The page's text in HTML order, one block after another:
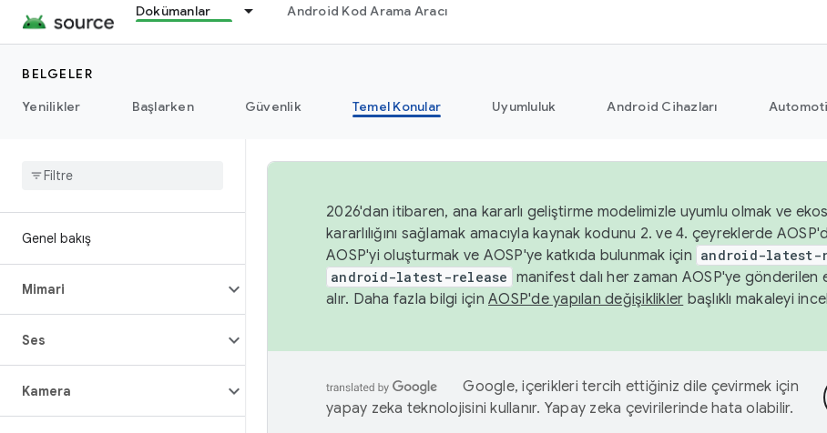
Dokümanlar Android Kod Arama Aracı
BELGELER
Yenilikler
Başlarken Güvenlik Temel Konular Uyumluluk Android Cihazları
Genel bakış
Mimari
Ses
Kamera
2026'dan itibaren, ana kararlı geliştirme modelimizle uyumlu olmak ve
kararlılığını sağlamak amacıyla kaynak kodunu 2. ve 4. çeyreklerde
AOSP'yi oluşturmak ve AOSP'ye katkıda bulunmak için android-latest-
android-latest-release manifest dalı her zaman AOSP'ye
alır. Daha fazla bilgi için AOSP'de yapılan değişiklikler başlıklı makaleyi
Google, içerikleri tercih ettiğiniz dile çevirmek için
yapay zeka teknolojisini kullanır. Yapay zeka çevirilerinde hata olabilir.